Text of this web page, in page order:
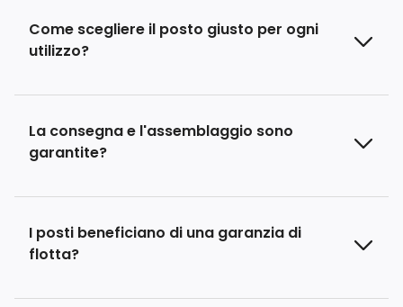
Come scegliere il posto giusto per ogni
utilizzo?
La consegna e l'assemblaggio sono
garantite?
I posti beneficiano di una garanzia di
flotta?